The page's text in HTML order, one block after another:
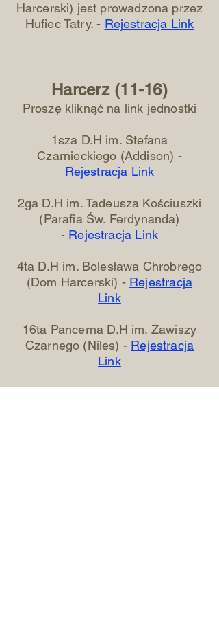
Harcerski) jest prowadzona przez
Hufiec Tatry. - Rejestracja Link
Harcerz (11-16)
Proszę kliknąć na link jednostki
1sza D.H im. Stefana
Czarnieckiego (Addison) -
Rejestracja Link
2ga D.H im. Tadeusza Kościuszki
(Parafia Św. Ferdynanda)
- Rejestracja Link
4ta D.H im. Bolesława Chrobrego
(Dom Harcerski) - Rejestracja
Link
16ta Pancerna D.H im. Zawiszy
Czarnego (Niles) - Rejestracja
Link